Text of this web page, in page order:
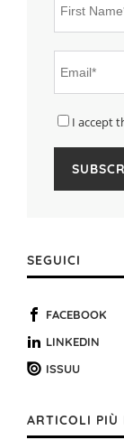
I accept
SEGUICI
FACEBOOK
LINKEDIN
ISSUU
ARTICOLI PIÙ